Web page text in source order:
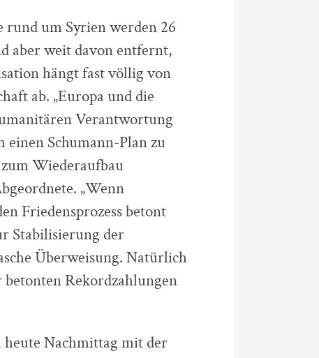
um Syrien werden 26
aber weit davon entfernt,
hängt fast völlig von
ab. „Europa und die
Verantwortung
Schumann-Plan zu
Wiederaufbau
„Wenn
Friedensprozess betont
Stabilisierung der
Überweisung. Natürlich
Rekordzahlungen
heute Nachmittag mit der